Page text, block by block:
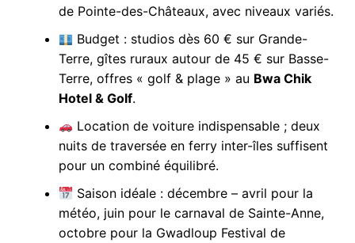
de Pointe-des-Châteaux, avec niveaux variés.
Budget : studios dès 60 € sur Grande-
Terre, gîtes ruraux autour de 45 € sur Basse-
Terre, offres « golf & plage » au Bwa Chik
Hotel & Golf.
Location de voiture indispensable ; deux
nuits de traversée en ferry inter-îles suffisent
pour un combiné équilibré.
Saison idéale : décembre – avril pour la
météo, juin pour le carnaval de Sainte-Anne,
octobre pour la Gwadloup Festival de